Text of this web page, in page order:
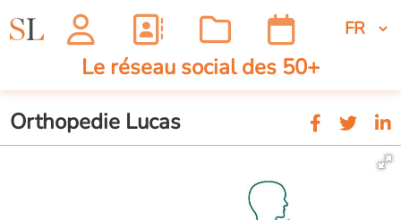
Le réseau social des 50+
Orthopedie Lucas